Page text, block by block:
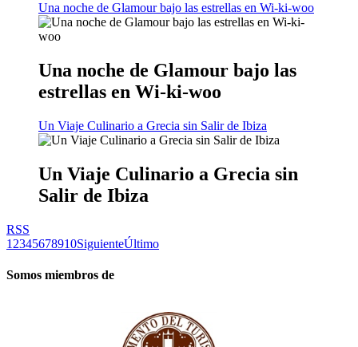
Una noche de Glamour bajo las estrellas en Wi-ki-woo
Una noche de Glamour bajo las
estrellas en Wi-ki-woo
Un Viaje Culinario a Grecia sin Salir de Ibiza
Un Viaje Culinario a Grecia sin
Salir de Ibiza
RSS
1 2345678910SiguienteÚltimo
Somos miembros de